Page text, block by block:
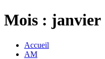
Mois : janvier
Accueil
AM